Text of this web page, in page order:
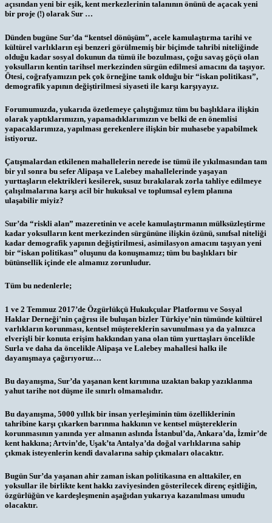
açısından yeni bir eşik, kent merkezlerinin talanının önünü de açacak yeni
bir proje (!) olarak Sur …
Dünden bugüne Sur’da “kentsel dönüşüm”, acele kamulaştırma tarihi ve
kültürel varlıkların eşi benzeri görülmemiş bir biçimde tahribi niteliğinde
olduğu kadar sosyal dokunun da tümü ile bozulması, çoğu savaş göçü olan
yoksulların kentin tarihsel merkezinden sürgün edilmesi amacını da taşıyor.
Ötesi, coğrafyamızın pek çok örneğine tanık olduğu bir “iskan politikası”,
demografik yapının değiştirilmesi siyaseti ile karşı karşıyayız.
Forumumuzda, yukarıda özetlemeye çalıştığımız tüm bu başlıklara ilişkin
olarak yaptıklarımızın, yapamadıklarımızın ve belki de en önemlisi
yapacaklarımıza, yapılması gerekenlere ilişkin bir muhasebe yapabilmek
istiyoruz.
Çatışmalardan etkilenen mahallelerin nerede ise tümü ile yıkılmasından tam
bir yıl sonra bu sefer Alipaşa ve Lalebey mahallelerinde yaşayan
yurttaşların elektrikleri kesilerek, susuz bırakılarak zorla tahliye edilmeye
çalışılmalarına karşı acil bir hukuksal ve toplumsal eylem planına
ulaşabilir miyiz?
Sur’da “riskli alan” mazeretinin ve acele kamulaştırmanın mülksüzleştirme
kadar yoksulların kent merkezinden sürgününe ilişkin özünü, sınıfsal niteliği
kadar demografik yapının değiştirilmesi, asimilasyon amacını taşıyan yeni
bir “iskan politikası” oluşunu da konuşmamız; tüm bu başlıkları bir
bütünsellik içinde ele almamız zorunludur.
Tüm bu nedenlerle;
1 ve 2 Temmuz 2017’de Özgürlükçü Hukukçular Platformu ve Sosyal
Haklar Derneği’nin çağrısı ile buluşan bizler Türkiye’nin tümünde kültürel
varlıkların korunması, kentsel müştereklerin savunulması ya da yalnızca
elverişli bir konuta erişim hakkından yana olan tüm yurttaşları öncelikle
Surla ve daha da öncelikle Alipaşa ve Lalebey mahallesi halkı ile
dayanışmaya çağırıyoruz…
Bu dayanışma, Sur’da yaşanan kent kırımına uzaktan bakıp yazıklanma
yahut tarihe not düşme ile sınırlı olmamalıdır.
Bu dayanışma, 5000 yıllık bir insan yerleşiminin tüm özelliklerinin
tahribine karşı çıkarken barınma hakkının ve kentsel müştereklerin
korunmasının yanında yer almanın aslında İstanbul’da, Ankara’da, İzmir’de
kent hakkına; Artvin’de, Uşak’ta Antalya’da doğal varlıklarına sahip
çıkmak isteyenlerin kendi davalarına sahip çıkmaları olacaktır.
Bugün Sur’da yaşanan ahir zaman iskan politikasına en alttakiler, en
yoksullar ile birlikte kent hakkı zaviyesinden gösterilecek direnç eşitliğin,
özgürlüğün ve kardeşleşmenin aşağıdan yukarıya kazanılması umudu
olacaktır.